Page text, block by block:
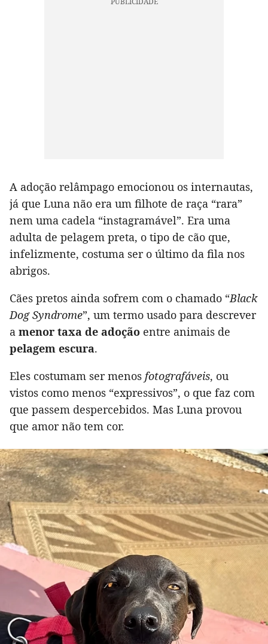
A adoção relâmpago emocionou os internautas,
já que Luna não era um filhote de raça “rara”
nem uma cadela “instagramável”. Era uma
adulta de pelagem preta, o tipo de cão que,
infelizmente, costuma ser o último da fila nos
abrigos.
Cães pretos ainda sofrem com o chamado “Black
Dog Syndrome”, um termo usado para descrever
a menor taxa de adoção entre animais de
pelagem escura.
Eles costumam ser menos fotografáveis, ou
vistos como menos “expressivos”, o que faz com
que passem despercebidos. Mas Luna provou
que amor não tem cor.